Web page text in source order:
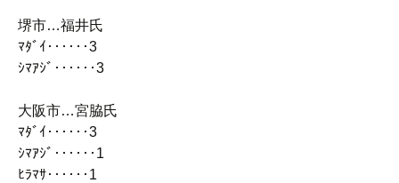
堺市…福井氏
ﾏﾀﾞｲ‥‥‥3
ｼﾏｱｼﾞ‥‥‥3
大阪市…宮脇氏
ﾏﾀﾞｲ‥‥‥3
ｼﾏｱｼﾞ‥‥‥1
ﾋﾗﾏｻ‥‥‥1